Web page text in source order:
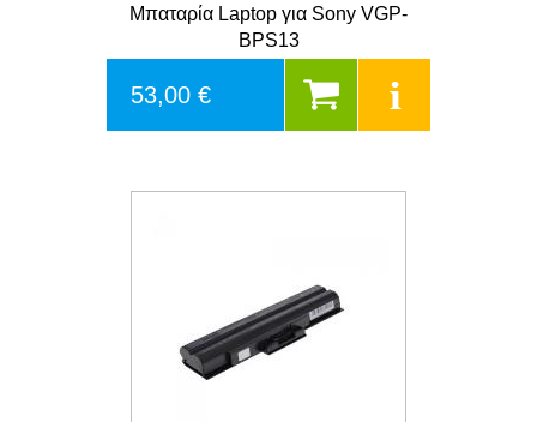
Μπαταρία Laptop για Sony VGP-
BPS13
53,00 €